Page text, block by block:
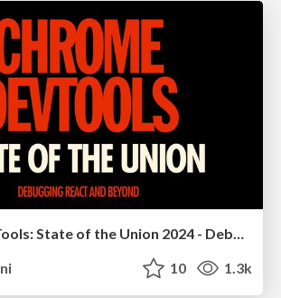
Chrome DevTools: State of the Union 2024 - Debugging React & Beyond
10 1.3k